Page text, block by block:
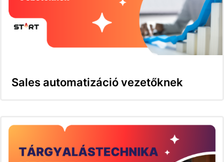
Sales automatizáció vezetőknek